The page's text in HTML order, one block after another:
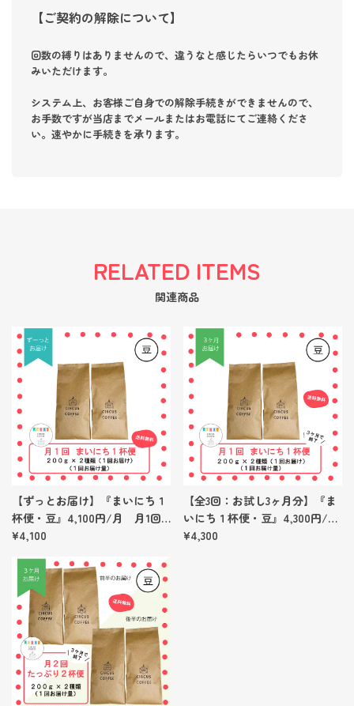
【ご契約の解除について】
回数の縛りはありませんので、違うなと感じたらいつでもお休
みいただけます。
システム上、お客様ご自身での解除手続きができませんので、
お手数ですが当店までメールまたはお電話にてご連絡くださ
い。 速やかに手続きを承ります。
RELATED ITEMS
関連商品
【ずっとお届け】『まいにち１
杯便・豆』4,100円/月 月1回
発送（1回あたり4,100円）
¥4,100
【全3回：お試し3ヶ月分】『ま
いにち１杯便・豆』4,300円/
月 月1回発送（1回あたり4,300
¥4,300